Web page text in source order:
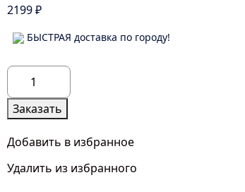
2199₽
БЫСТРАЯ доставка по городу!
Количество
товара
7
Белых
Тюльпанов
Заказать
Добавить в избранное
Удалить из избранного